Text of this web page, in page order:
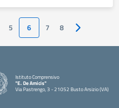
5 6 7 8 Pagina
Istituto Comprensivo
"E. De Amicis"
Via Pastrengo, 3 - 21052 Busto Arsizio (VA)